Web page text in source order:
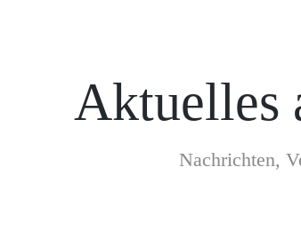
Aktuelles
Nachrichten,